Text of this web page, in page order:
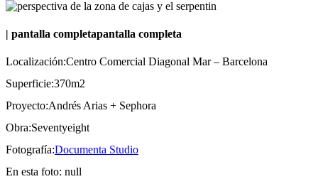
| pantalla completapantalla completa
Localización:Centro Comercial Diagonal Mar – Barcelona
Superficie:370m2
Proyecto:Andrés Arias + Sephora
Obra:Seventyeight
Fotografía:Documenta Studio
En esta foto: null